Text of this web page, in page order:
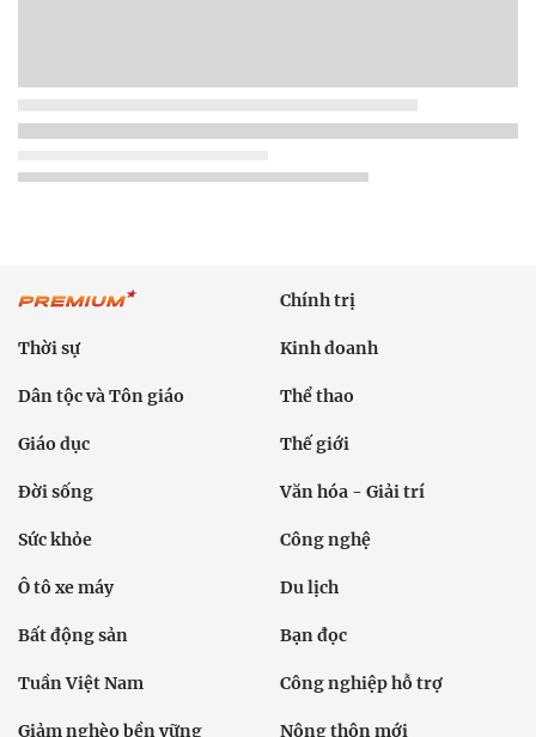
Chính trị
Thời sự Kinh doanh
Dân tộc và Tôn giáo Thể thao
Giáo dục Thế giới
Đời sống Văn hóa - Giải trí
Sức khỏe Công nghệ
Ô tô xe máy Du lịch
Bất động sản Bạn đọc
Tuần Việt Nam Công nghiệp hỗ trợ
Giảm nghèo bền vững Nông thôn mới